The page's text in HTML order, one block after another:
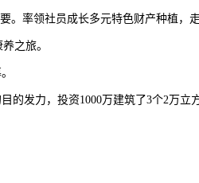
率领社员成长多元特色财产种植，走
之旅。
力，投资1000万建筑了3个2万立